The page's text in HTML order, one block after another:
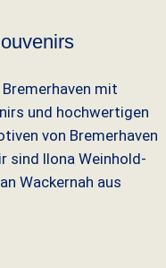
mit
und hochwertigen
von Bremerhaven
sind Ilona Weinhold-
Wackernah aus